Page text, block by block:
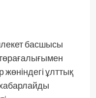
басшысы
ұлттық